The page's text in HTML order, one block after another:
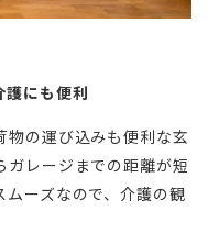
護にも便利
物の運び込みも便利な玄
ガレージまでの距離が短
ムーズなので、介護の観